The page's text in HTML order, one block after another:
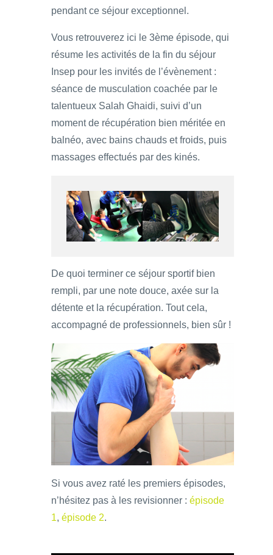
pendant ce séjour exceptionnel.
Vous retrouverez ici le 3ème épisode, qui
résume les activités de la fin du séjour
Insep pour les invités de l’évènement :
séance de musculation coachée par le
talentueux Salah Ghaidi, suivi d’un
moment de récupération bien méritée en
balnéo, avec bains chauds et froids, puis
massages effectués par des kinés.
De quoi terminer ce séjour sportif bien
rempli, par une note douce, axée sur la
détente et la récupération. Tout cela,
accompagné de professionnels, bien sûr !
Si vous avez raté les premiers épisodes,
n’hésitez pas à les revisionner : épisode
1, épisode 2.